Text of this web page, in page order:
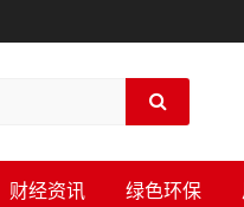
财经资讯 绿色环保